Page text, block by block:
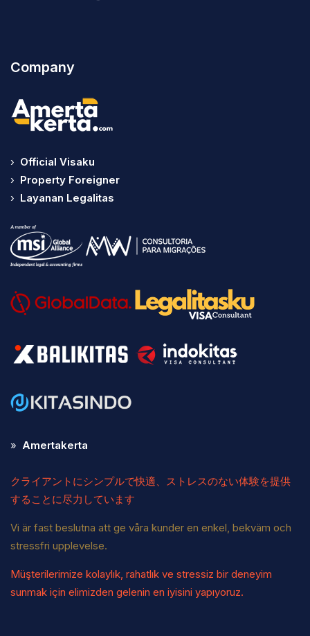
Company
› Official Visaku
› Property Foreigner
› Layanan Legalitas
» Amertakerta
クライアントにシンプルで快適、ストレスのない体験を提供
することに尽力しています
Vi är fast beslutna att ge våra kunder en enkel, bekväm och
stressfri upplevelse.
Müşterilerimize kolaylık, rahatlık ve stressiz bir deneyim
sunmak için elimizden gelenin en iyisini yapıyoruz.